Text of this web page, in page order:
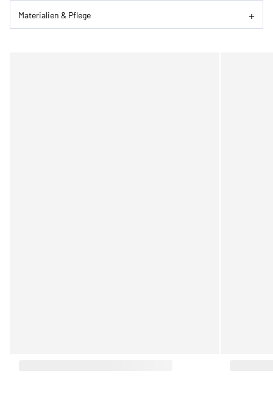
Materialien & Pflege